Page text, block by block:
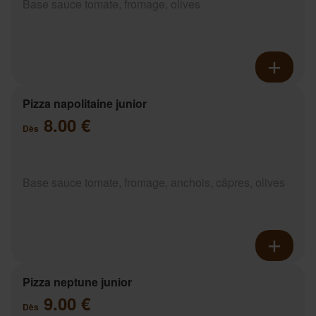
Pizza napolitaine junior
Dès 8.00 €
Pizza neptune junior
Dès 9.00 €